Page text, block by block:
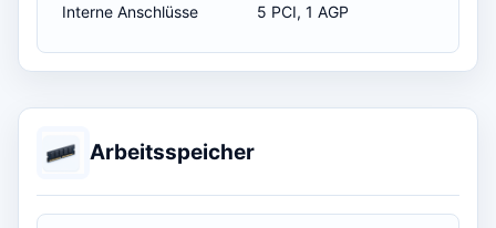
Interne Anschlüsse 5 PCI, 1 AGP
Arbeitsspeicher